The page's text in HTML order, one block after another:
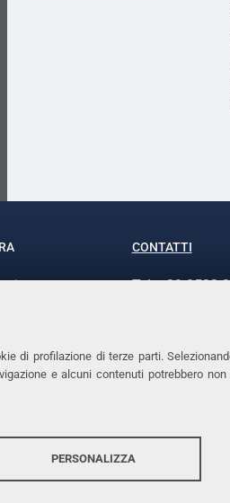
di profilazione di terze parti.
e alcuni contenuti potrebbero
PERSONALIZZA
CONTATTI
Tel. +39 0532